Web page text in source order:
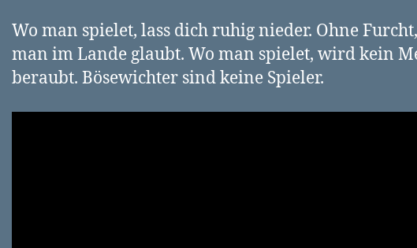
Wo man spielet, lass dich ruhig nieder. Ohne
man im Lande glaubt. Wo man spielet, wird kein
beraubt. Bösewichter sind keine Spieler.